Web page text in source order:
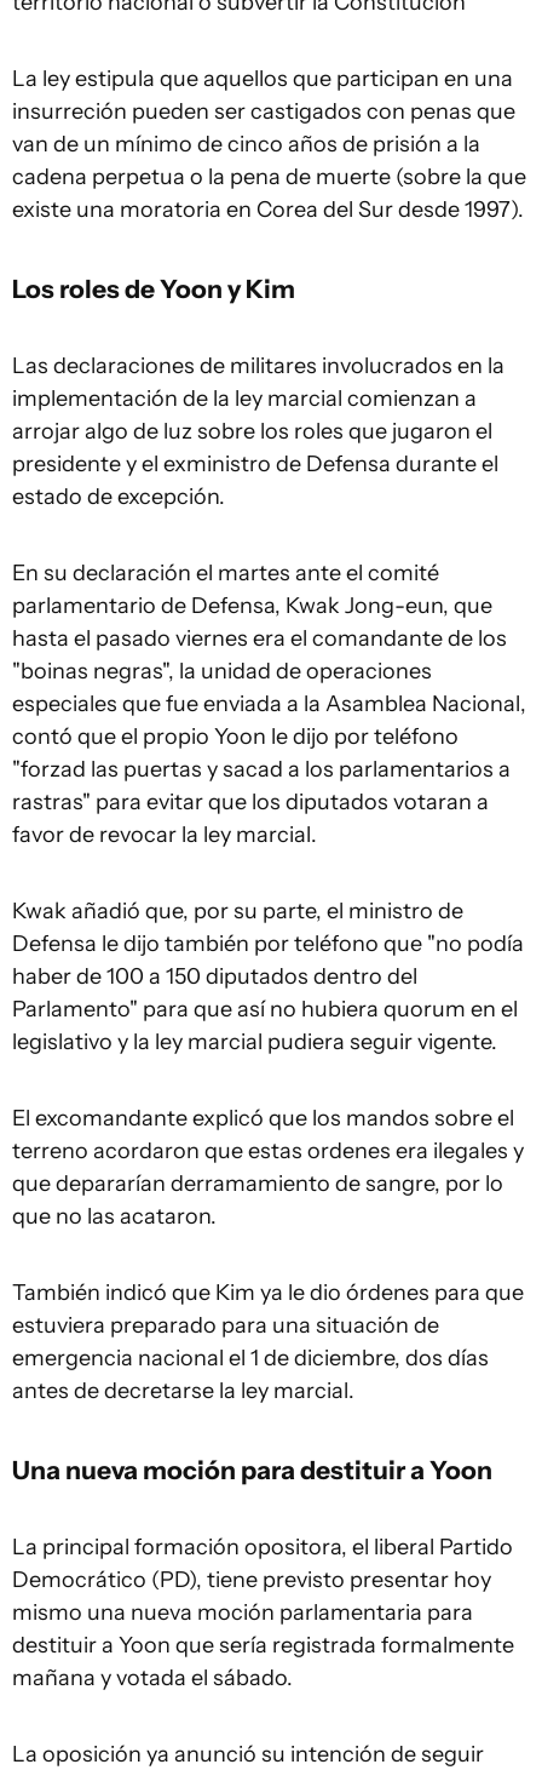
La ley estipula que aquellos que participan en una
insurreción pueden ser castigados con penas que
van de un mínimo de cinco años de prisión a la
cadena perpetua o la pena de muerte (sobre la que
existe una moratoria en Corea del Sur desde 1997).
Los roles de Yoon y Kim
Las declaraciones de militares involucrados en la
implementación de la ley marcial comienzan a
arrojar algo de luz sobre los roles que jugaron el
presidente y el exministro de Defensa durante el
estado de excepción.
En su declaración el martes ante el comité
parlamentario de Defensa, Kwak Jong-eun, que
hasta el pasado viernes era el comandante de los
"boinas negras", la unidad de operaciones
especiales que fue enviada a la Asamblea Nacional,
contó que el propio Yoon le dijo por teléfono
"forzad las puertas y sacad a los parlamentarios a
rastras" para evitar que los diputados votaran a
favor de revocar la ley marcial.
Kwak añadió que, por su parte, el ministro de
Defensa le dijo también por teléfono que "no podía
haber de 100 a 150 diputados dentro del
Parlamento" para que así no hubiera quorum en el
legislativo y la ley marcial pudiera seguir vigente.
El excomandante explicó que los mandos sobre el
terreno acordaron que estas ordenes era ilegales y
que depararían derramamiento de sangre, por lo
que no las acataron.
También indicó que Kim ya le dio órdenes para que
estuviera preparado para una situación de
emergencia nacional el 1 de diciembre, dos días
antes de decretarse la ley marcial.
Una nueva moción para destituir a Yoon
La principal formación opositora, el liberal Partido
Democrático (PD), tiene previsto presentar hoy
mismo una nueva moción parlamentaria para
destituir a Yoon que sería registrada formalmente
mañana y votada el sábado.
La oposición ya anunció su intención de seguir